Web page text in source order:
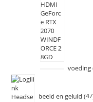
voeding
beeld en geluid 47